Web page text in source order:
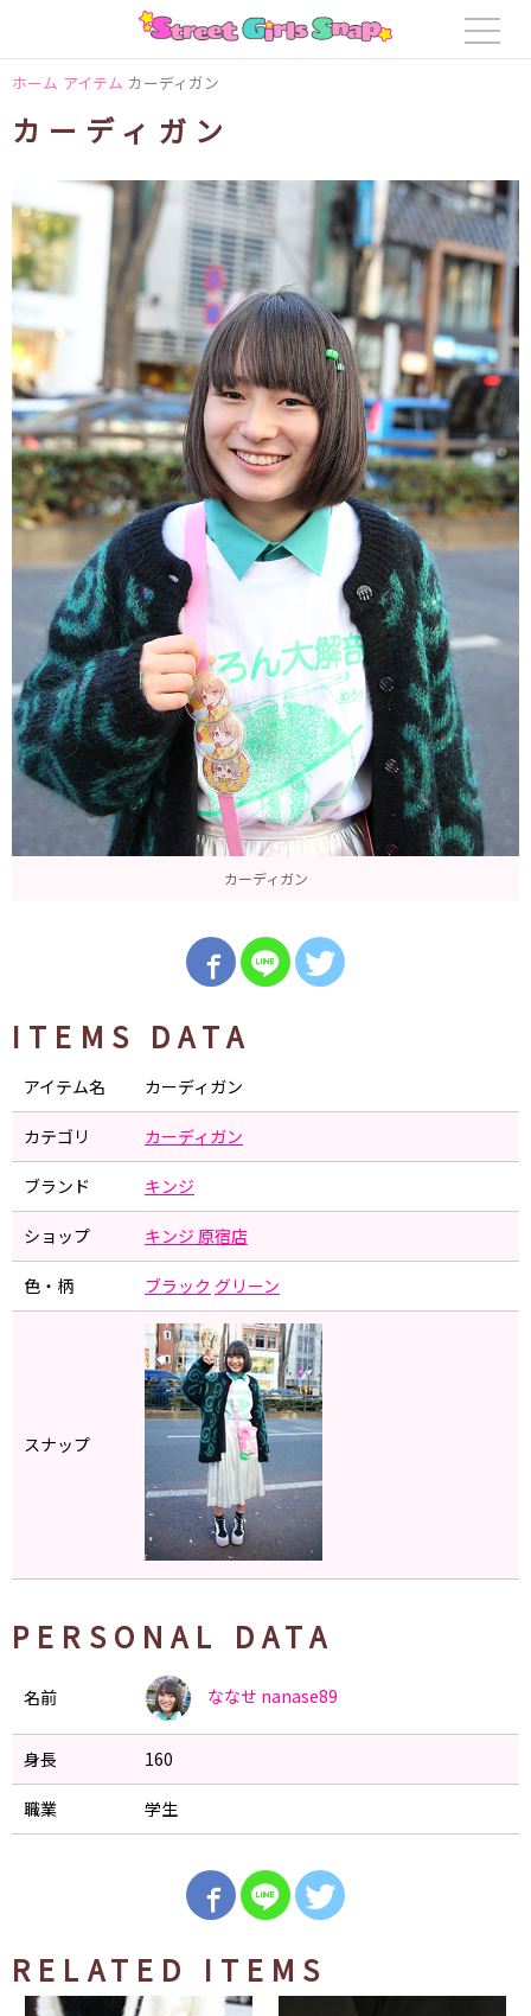
ホーム アイテム カーディガン
カーディガン
カーディガン
ITEMS DATA
アイテム名 カーディガン
カテゴリ カーディガン
ブランド キンジ
ショップ キンジ 原宿店
色・柄 ブラック グリーン
スナップ
PERSONAL DATA
名前 ななせ nanase89
身長 160
職業 学生
RELATED ITEMS